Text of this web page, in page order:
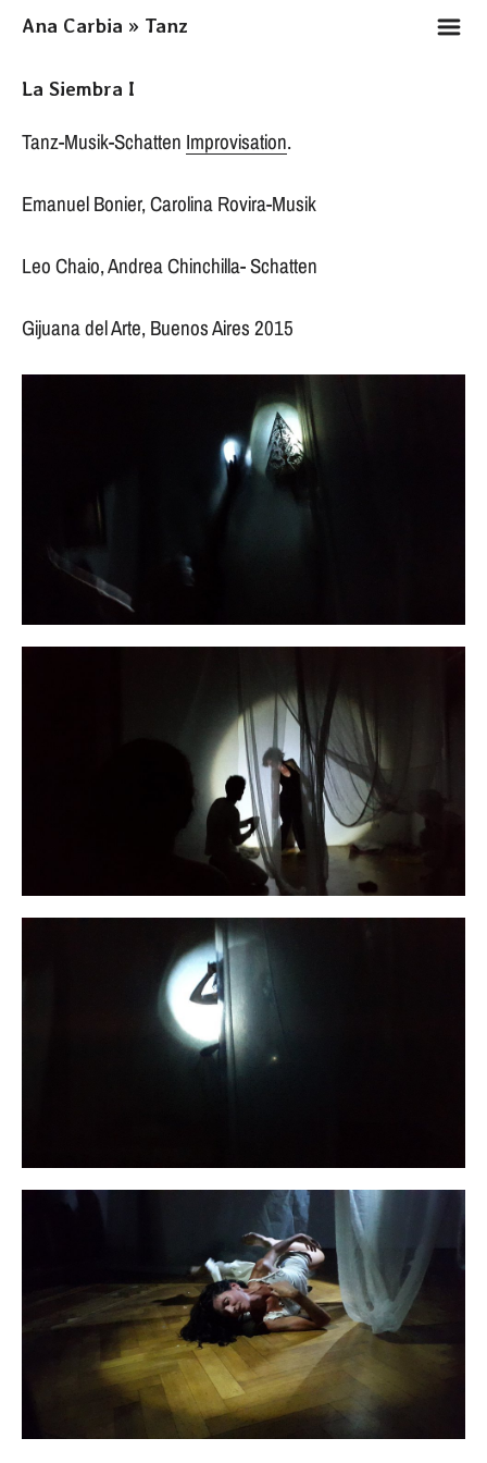
Ana Carbia » Tanz m
La Siembra I
Tanz-Musik-Schatten Improvisation.
Emanuel Bonier, Carolina Rovira-Musik
Leo Chaio, Andrea Chinchilla- Schatten
Gijuana del Arte, Buenos Aires 2015